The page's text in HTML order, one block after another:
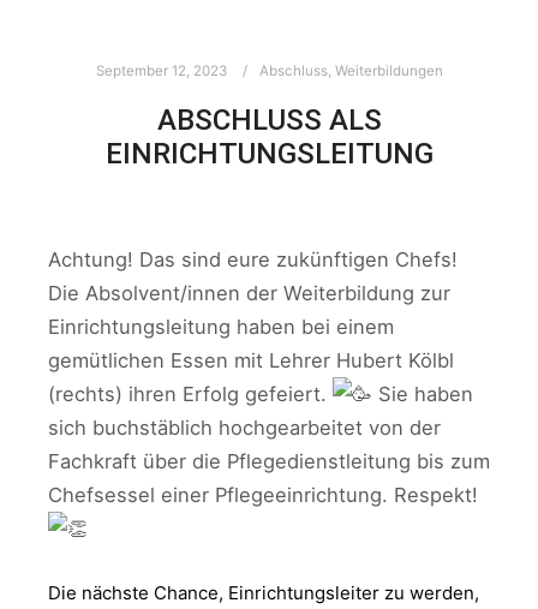
September 12, 2023 Abschluss, Weiterbildungen
ABSCHLUSS ALS
EINRICHTUNGSLEITUNG
Achtung! Das sind eure zukünftigen Chefs!
Die Absolvent/innen der Weiterbildung zur
Einrichtungsleitung haben bei einem
gemütlichen Essen mit Lehrer Hubert Kölbl
(rechts) ihren Erfolg gefeiert.
Sie haben
sich buchstäblich hochgearbeitet von der
Fachkraft über die Pflegedienstleitung bis zum
Chefsessel einer Pflegeeinrichtung. Respekt!
Die nächste Chance, Einrichtungsleiter zu werden,